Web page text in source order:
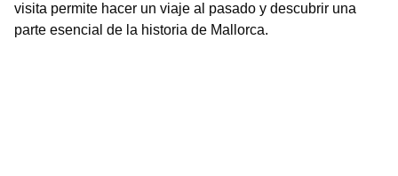
visita permite hacer un viaje al pasado y descubrir una
parte esencial de la historia de Mallorca.